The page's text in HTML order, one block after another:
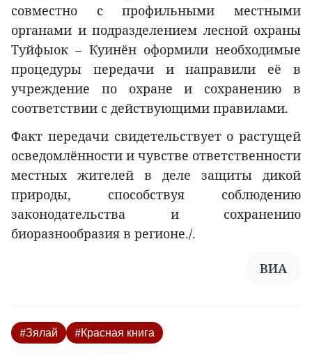
совместно с профильными местными
органами и подразделением лесной охраны
Туйфыок – Куинён оформили необходимые
процедуры передачи и направили её в
учреждение по охране и сохранению в
соответствии с действующими правилами.
Факт передачи свидетельствует о растущей
осведомлённости и чувстве ответственности
местных жителей в деле защиты дикой
природы, способствуя соблюдению
законодательства и сохранению
биоразнообразия в регионе./.
ВИА
#Зялай #Красная книга